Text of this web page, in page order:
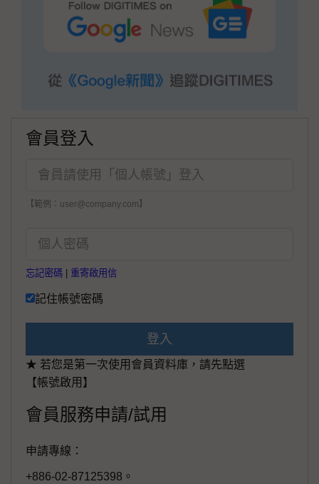
會員登入
【範例：user@company.com】
忘記密碼 重寄啟用信
記住帳號密碼
登入
★ 若您是第一次使用會員資料庫，請先點選
【帳號啟用】
會員服務申請/試用
申請專線：
+886-02-87125398。